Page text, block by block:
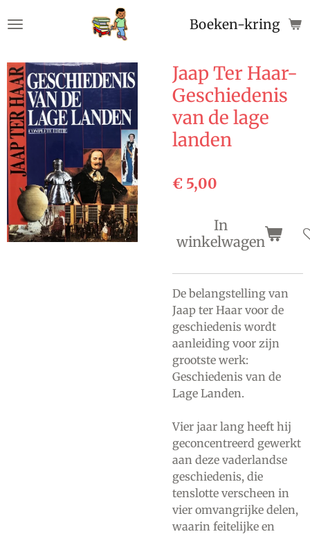
direct
de
hoofdinhoud
Boeken-
Jaap Ter Haar-
Geschiedenis
van de lage
landen
€ 5,00
In
winkelwagen
De belangstelling van
Jaap ter Haar voor de
geschiedenis wordt
aanleiding voor zijn
grootste werk:
Geschiedenis van de
Lage Landen.
Vier jaar lang heeft hij
geconcentreerd gewerkt
aan deze vaderlandse
geschiedenis, die
tenslotte verscheen in
vier omvangrijke delen,
waarin feitelijke en